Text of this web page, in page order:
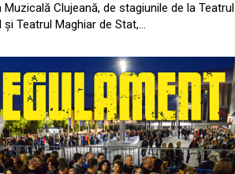
Muzicală Clujeană, de stagiunile de la Teatrul
și Teatrul Maghiar de Stat,…